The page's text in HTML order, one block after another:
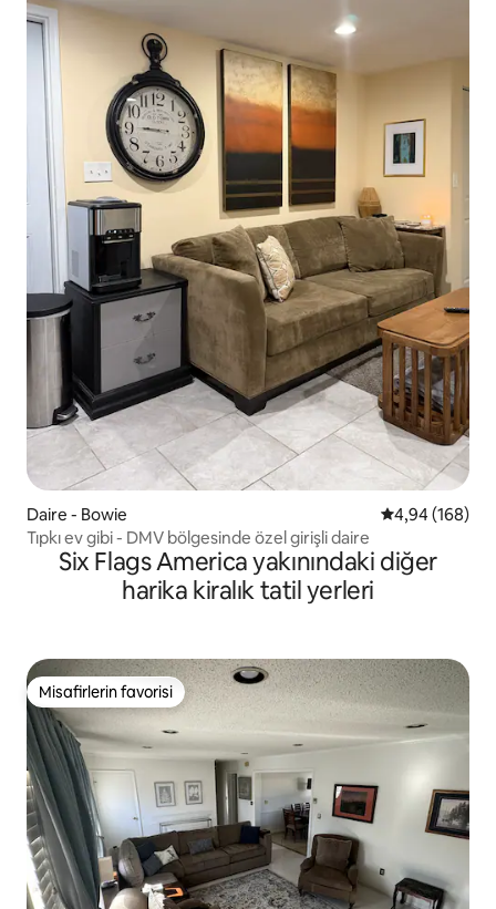
Daire - Bowie 5 üzerinden
4,94 (168)
Tıpkı ev gibi - DMV bölgesinde özel girişli daire
Six Flags America yakınındaki diğer
harika kiralık tatil yerleri
Misafirlerin favorisi
Misafirlerin favorisi